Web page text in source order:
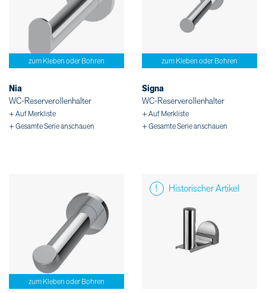
zum Kleben oder Bohren
Nia
WC-Reserverollenhalter
+ Auf Merkliste
+ Gesamte Serie anschauen
zum Kleben oder Bohren
Signa
WC-Reserverollenhalter
+ Auf Merkliste
+ Gesamte Serie anschauen
zum Kleben oder Bohren
Historischer Artikel